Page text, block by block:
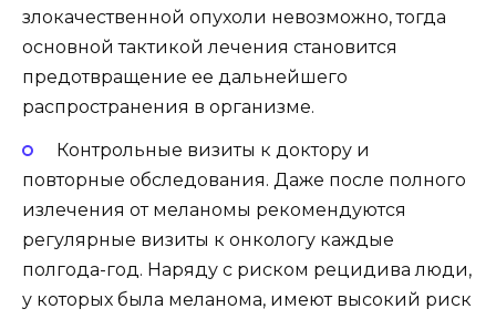
злокачественной опухоли невозможно, тогда
основной тактикой лечения становится
предотвращение ее дальнейшего
распространения в организме.
Контрольные визиты к доктору и
повторные обследования. Даже после полного
излечения от меланомы рекомендуются
регулярные визиты к онкологу каждые
полгода-год. Наряду с риском рецидива люди,
у которых была меланома, имеют высокий риск